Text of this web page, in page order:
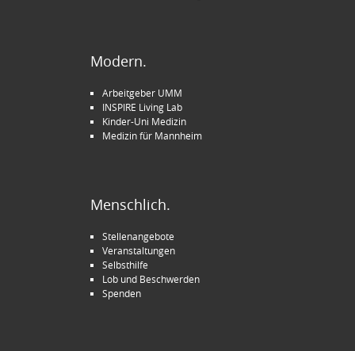
Modern.
Arbeitgeber UMM
INSPIRE Living Lab
Kinder-Uni Medizin
Medizin für Mannheim
Menschlich.
Stellenangebote
Veranstaltungen
Selbsthilfe
Lob und Beschwerden
Spenden